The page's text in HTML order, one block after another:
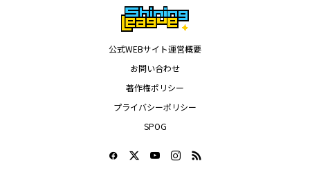
公式WEBサイト運営概要
お問い合わせ
著作権ポリシー
プライバシーポリシー
SPOG